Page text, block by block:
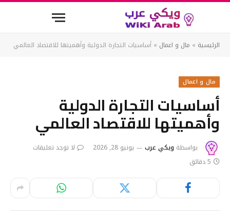
الرئيسية » مال و اعمال » أساسيات التجارة الدولية وأهميتها للاقتصاد العالمي
مال و اعمال
أساسيات التجارة الدولية
وأهميتها للاقتصاد العالمي
بواسطة ويكي عرب يونيو 28, 2026
لا توجد تعليقات
5 دقائق